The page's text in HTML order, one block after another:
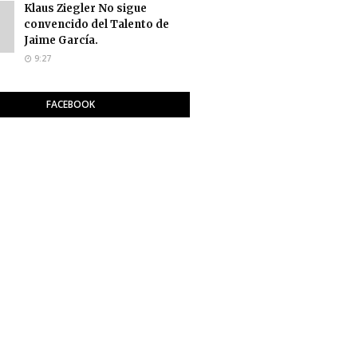
Klaus Ziegler No sigue
convencido del Talento de
Jaime García.
9:27
FACEBOOK